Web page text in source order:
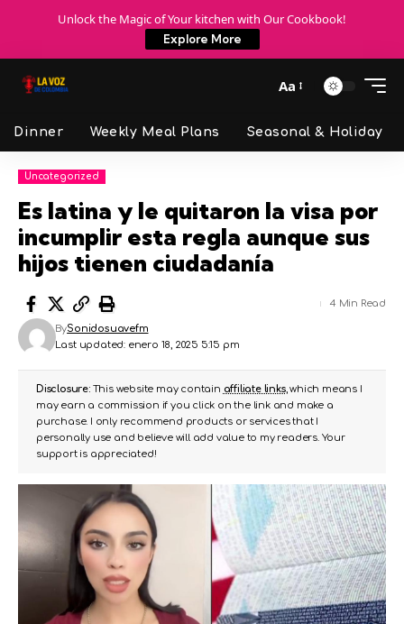
Unlock the Magic of Your kitchen with Our Cookbook!
Explore More
Aa
Dinner Weekly Meal Plans Seasonal & Holiday
Uncategorized
Es latina y le quitaron la visa por
incumplir esta regla aunque sus
hijos tienen ciudadanía
Last updated: enero 18, 2025 5:15 pm
BySonidosuavefm
4 Min Read
Disclosure:This website may contain affiliate links, which means I
may earn a commission if you click on the link and make a
purchase. I only recommend products or services that I
personally use and believe will add value to my readers. Your
support is appreciated!